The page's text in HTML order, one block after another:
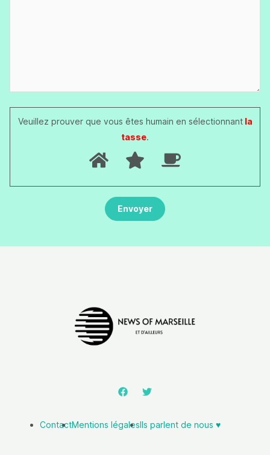
Veuillez prouver que vous êtes humain en sélectionnantla
tasse.
ContactMentions légalesIls parlent de nous ♥️